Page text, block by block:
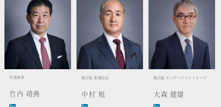
代表理事
竹内 靖典
執行役 事務局長
中村 旭
執行役 エンゲージメントリード
大森 健雄